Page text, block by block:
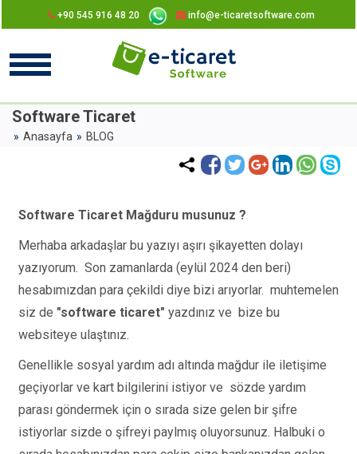
+90 545 916 48 20 info@e-ticaretsoftware.com
Software Ticaret
Anasayfa BLOG
Software Ticaret Mağduru musunuz ?
Merhaba arkadaşlar bu yazıyı aşırı şikayetten dolayı
yazıyorum. Son zamanlarda (eylül 2024 den beri)
hesabımızdan para çekildi diye bizi arıyorlar. muhtemelen
siz de "software ticaret" yazdınız ve bize bu
websiteye ulaştınız.
Genellikle sosyal yardım adı altında mağdur ile iletişime
geçiyorlar ve kart bilgilerini istiyor ve sözde yardım
parası göndermek için o sırada size gelen bir şifre
istiyorlar sizde o şifreyi paylmış oluyorsunuz. Halbuki o